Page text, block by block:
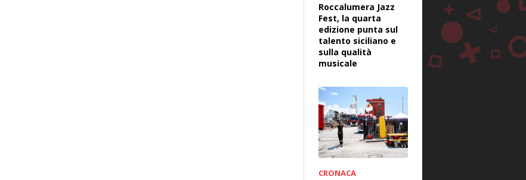
Roccalumera Jazz
Fest, la quarta
edizione punta sul
talento siciliano e
sulla qualità
musicale
CRONACA